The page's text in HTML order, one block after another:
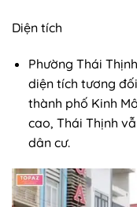
Diện tích
Phường Thái
diện tích tương
thành phố Kinh
cao, Thái Thịnh
dân cư.